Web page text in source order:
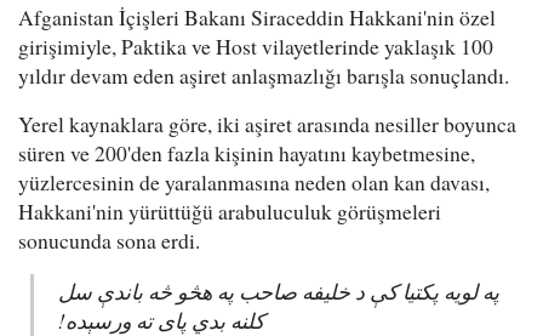
Afganistan İçişleri Bakanı Siraceddin Hakkani'nin özel
girişimiyle, Paktika ve Host vilayetlerinde yaklaşık 100
yıldır devam eden aşiret anlaşmazlığı barışla sonuçlandı.
Yerel kaynaklara göre, iki aşiret arasında nesiller boyunca
süren ve 200'den fazla kişinin hayatını kaybetmesine,
yüzlercesinin de yaralanmasına neden olan kan davası,
Hakkani'nin yürüttüğü arabuluculuk görüşmeleri
sonucunda sona erdi.
په لویه پکتیا کې د خلیفه صاحب په هڅو څه باندې سل
کلنه بدي پای ته ورسېده!